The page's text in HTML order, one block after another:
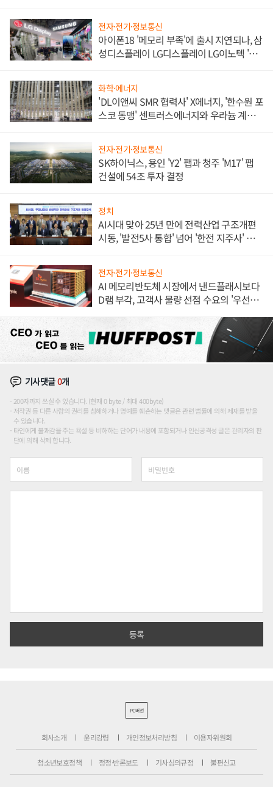
전자·전기·정보통신
아이폰18 '메모리 부족'에 출시 지연되나, 삼
성디스플레이 LG디스플레이 LG이노텍 '탈
화학·에너지
'DL이앤씨 SMR 협력사' X에너지, '한수원 포
스코 동맹' 센트러스에너지와 우라늄 계약
전자·전기·정보통신
SK하이닉스, 용인 'Y2' 팹과 청주 'M17' 팹
건설에 54조 투자 결정
정치
AI시대 맞아 25년 만에 전력산업 구조개편
시동, '발전5사 통합' 넘어 '한전 지주사' 재편
전자·전기·정보통신
AI 메모리반도체 시장에서 낸드플래시보다
D램 부각, 고객사 물량 선점 수요의 '우선순
기사댓글0개
200자까지 쓰실 수 있습니다. (현재 0 byte / 최대 400byte)
저작권 등 다른 사람의 권리를 침해하거나 명예를 훼손하는 댓글은 관련 법률에 의해 제재를 받을
수 있습니다.
타인에게 불쾌감을 주는 욕설 등 비하하는 단어가 내용에 포함되거나 인신공격성 글은 관리자의 판
단에 의해 삭제 합니다.
PC버전
회사소개 윤리강령 개인정보처리방침 이용자위원회
청소년보호정책 정정·반론보도 기사심의규정 불편신고